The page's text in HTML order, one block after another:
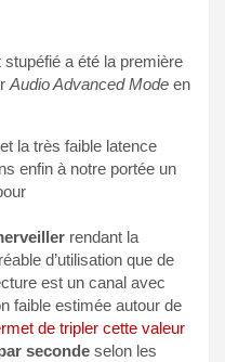
stupéfié a été la première
Audio Advanced Mode en
la très faible latence
enfin à notre portée un
rendant la
d’utilisation que de
est un canal avec
faible estimée autour de
de tripler cette valeur
seconde selon les